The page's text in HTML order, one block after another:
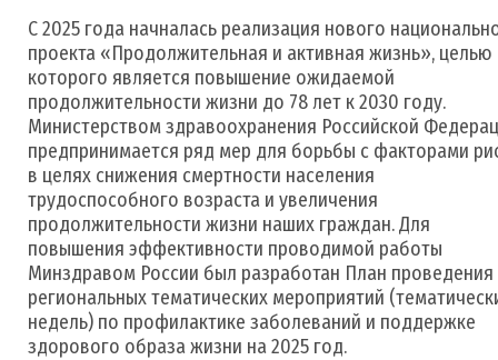
С 2025 года начналась реализация нового
проекта «Продолжительная и активная жизнь», целью
которого является повышение ожидаемой
продолжительности жизни до 78 лет к 2030 году.
Министерством здравоохранения Российской
предпринимается ряд мер для борьбы с факторами
в целях снижения смертности населения
трудоспособного возраста и увеличения
продолжительности жизни наших граждан. Для
повышения эффективности проводимой работы
Минздравом России был разработан План проведения
региональных тематических мероприятий
недель) по профилактике заболеваний и поддержке
здорового образа жизни на 2025 год.